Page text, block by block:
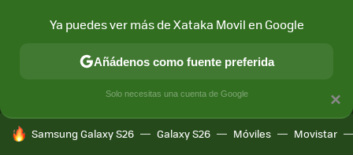
MÓVIL Y SOCIEDAD APLICACIONES
HOY SE HABLA DE
Samsung Galaxy S26 Galaxy S26 Móviles Movistar
×
Ya puedes ver más de Xataka Movil en Google
Añádenos como fuente preferida
Solo necesitas una cuenta de Google